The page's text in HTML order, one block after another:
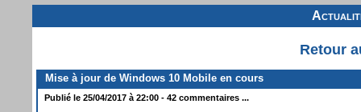
Retour
Mise à jour de Windows 10 Mobile en cours
Publié le 25/04/2017 à 22:00 - 42 commentaires ...